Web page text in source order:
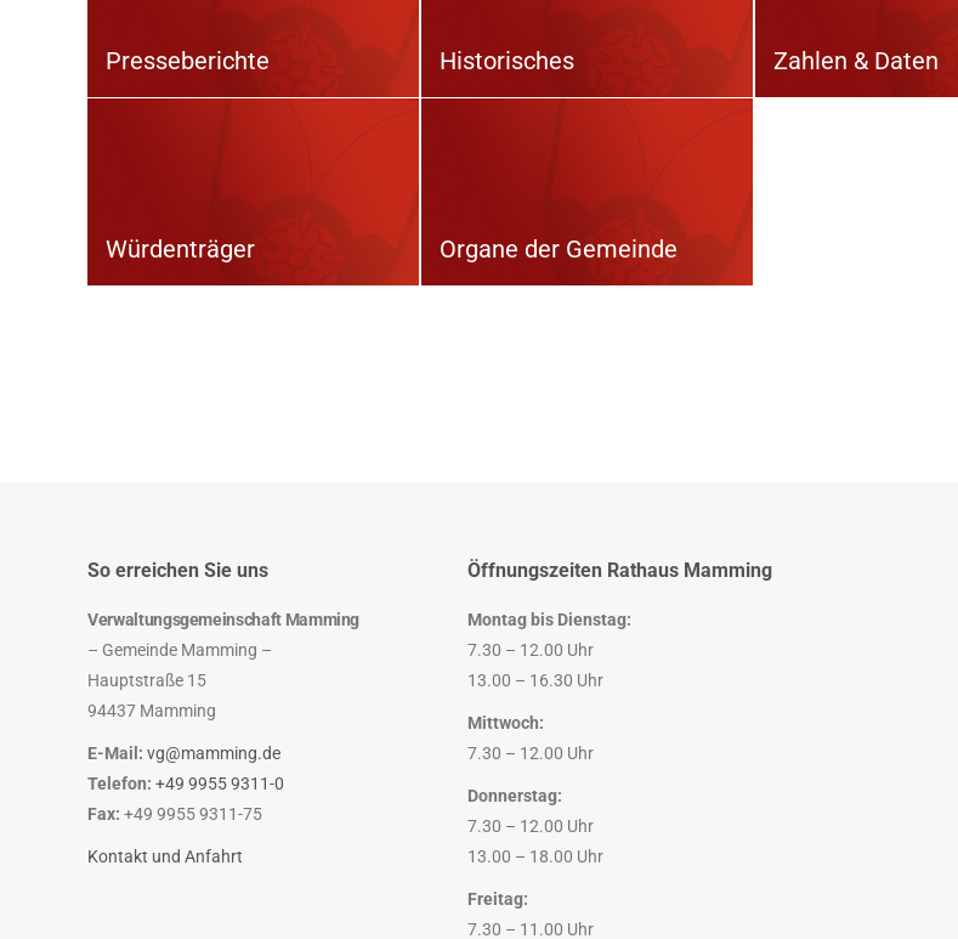
Presseberichte Historisches Zahlen & Daten
Würdenträger Organe der Gemeinde
So erreichen Sie uns
Verwaltungsgemeinschaft Mamming
– Gemeinde Mamming –
Hauptstraße 15
94437 Mamming
E-Mail: vg@mamming.de
Telefon: +49 9955 9311-0
Fax: +49 9955 9311-75
Kontakt und Anfahrt
Öffnungszeiten Rathaus Mamming
Montag bis Dienstag:
7.30 – 12.00 Uhr
13.00 – 16.30 Uhr
Mittwoch:
7.30 – 12.00 Uhr
Donnerstag:
7.30 – 12.00 Uhr
13.00 – 18.00 Uhr
Freitag:
7.30 – 11.00 Uhr